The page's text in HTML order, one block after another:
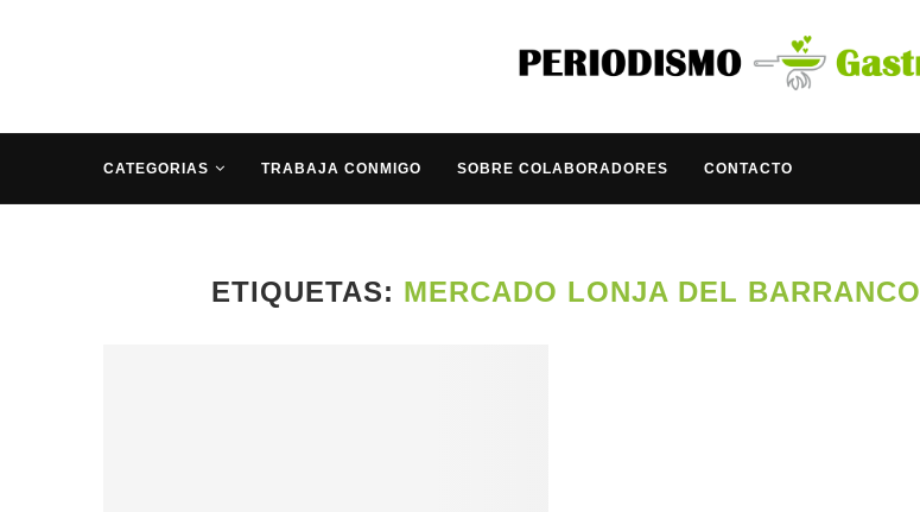
CATEGORIAS TRABAJA CONMIGO SOBRE COLABORADORES CONTACTO
ETIQUETAS: MERCADO LONJA DEL BARRANCO